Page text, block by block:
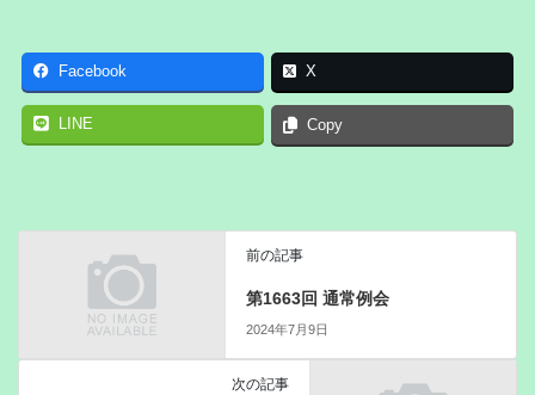
Facebook X
LINE Copy
前の記事
第1663回 通常例会
2024年7月9日
次の記事